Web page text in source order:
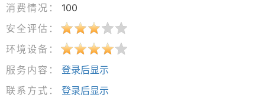
消费情况：
100
安全评估：
环境设备：
服务内容：
登录后显示
联系方式：
登录后显示